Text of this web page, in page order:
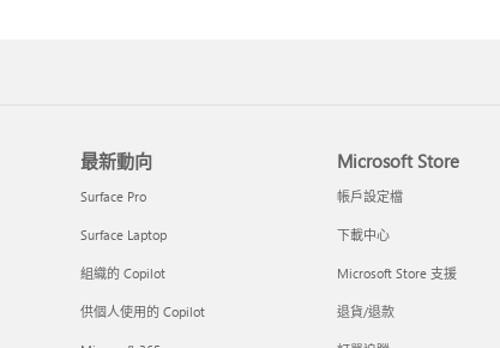
最新動向
Surface Pro
Surface Laptop
組織的 Copilot
供個人使用的 Copilot
Microsoft Store
帳戶設定檔
下載中心
Microsoft Store 支援
退貨/退款